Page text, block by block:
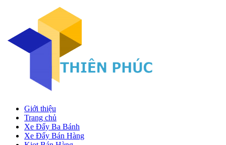
Giới thiệu
Trang chủ
Xe Đẩy Ba Bánh
Xe Đẩy Bán Hàng